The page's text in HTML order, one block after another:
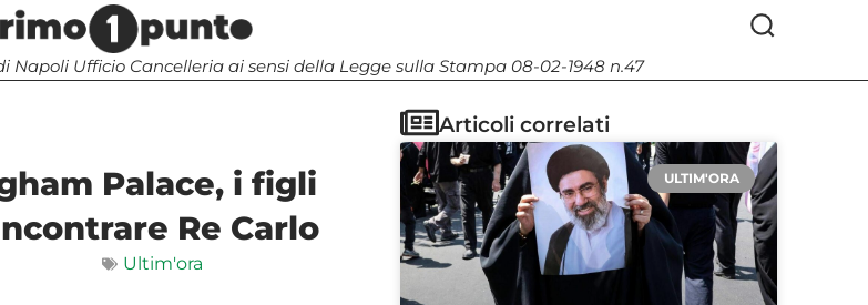
Ufficio Cancelleria ai sensi della Legge sulla Stampa 08-02-1948 n.47
Palace, i figli
Re Carlo
Ultim'ora
Articoli correlati
ULTIM'ORA